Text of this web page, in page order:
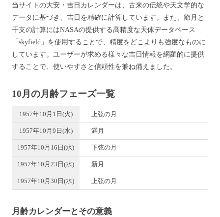
当サイトの大安・吉日カレンダーは、古来の伝統や天文学的な
データに基づき、吉日を精確に計算しています。また、節月と
干支の計算にはNASAの提供する高精度な天体データベース
「skyfield」を使用することで、精度をどこよりも強度なものに
しています。ユーザーが求める様々な吉日情報を網羅的に提供
することで、使いやすさと信頼性を兼ね備えました。
10月の月齢フェーズ一覧
1957年10月1日(火) 上弦の月
1957年10月9日(水) 満月
1957年10月16日(水) 下弦の月
1957年10月23日(水) 新月
1957年10月30日(水) 上弦の月
月齢カレンダーとその意義